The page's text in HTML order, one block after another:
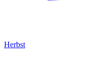
Herbst